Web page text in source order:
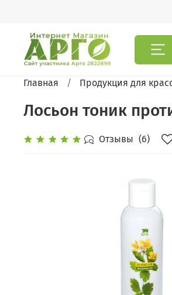
Главная Продукция для
Лосьон тоник
Отзывы (6)